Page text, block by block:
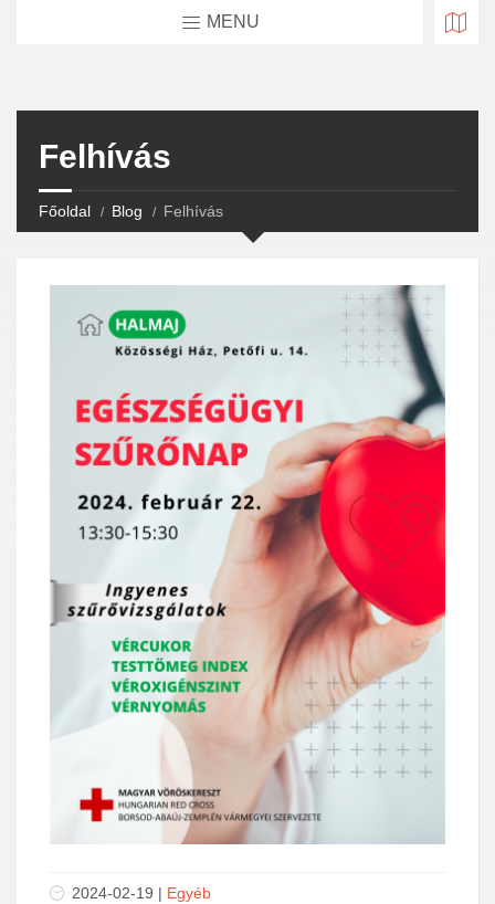
MENU
Felhívás
Főoldal Blog Felhívás
2024-02-19 | Egyéb